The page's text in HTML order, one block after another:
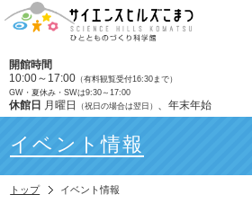
開館時間
10:00～17:00 （有料観覧受付16:30まで）
GW・夏休み・SWは9:30～17:00
休館日 月曜日 （祝日の場合は翌日） 、年末年始
イベント情報
トップ イベント情報